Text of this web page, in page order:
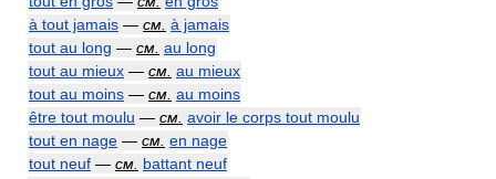
à tout jamais — см. à jamais
tout au long — см. au long
tout au mieux — см. au mieux
tout au moins — см. au moins
être tout moulu — см. avoir le corps tout moulu
tout en nage — см. en nage
tout neuf — см. battant neuf